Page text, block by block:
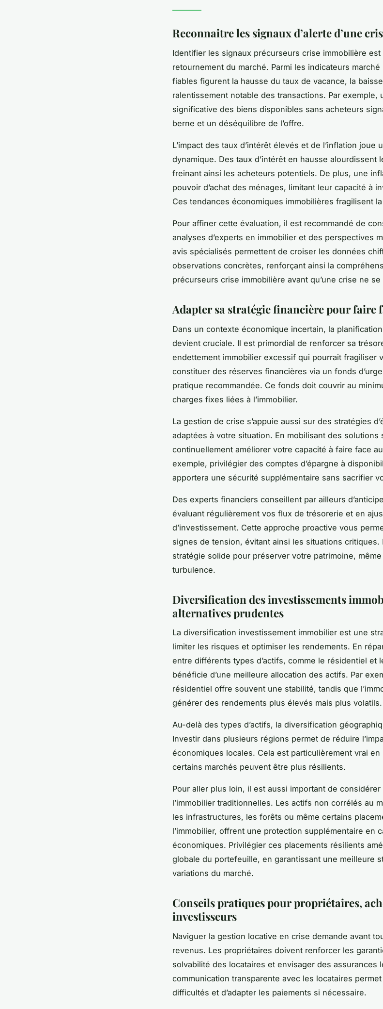
Reconnaitre les signaux d’alerte d’une
Identifier les signaux précurseurs crise immobilière
retournement du marché. Parmi les indicateurs
fiables figurent la hausse du taux de vacance, la
ralentissement notable des transactions. Par exemple,
significative des biens disponibles sans acheteurs
berne et un déséquilibre de l’offre.
L’impact des taux d’intérêt élevés et de l’inflation joue
dynamique. Des taux d’intérêt en hausse alourdissent
freinant ainsi les acheteurs potentiels. De plus, une
pouvoir d’achat des ménages, limitant leur capacité à
Ces tendances économiques immobilières fragilisent
Pour affiner cette évaluation, il est recommandé de
analyses d’experts en immobilier et des perspectives
avis spécialisés permettent de croiser les données
observations concrètes, renforçant ainsi la
précurseurs crise immobilière avant qu’une crise ne
Adapter sa stratégie financière pour faire
Dans un contexte économique incertain, la
devient cruciale. Il est primordial de renforcer sa
endettement immobilier excessif qui pourrait fragiliser
constituer des réserves financières via un fonds
pratique recommandée. Ce fonds doit couvrir au
charges fixes liées à l’immobilier.
La gestion de crise s’appuie aussi sur des stratégies
adaptées à votre situation. En mobilisant des solutions
continuellement améliorer votre capacité à faire face
exemple, privilégier des comptes d’épargne à
apportera une sécurité supplémentaire sans sacrifier
Des experts financiers conseillent par ailleurs
évaluant régulièrement vos flux de trésorerie et en
d’investissement. Cette approche proactive vous
signes de tension, évitant ainsi les situations critiques.
stratégie solide pour préserver votre patrimoine,
turbulence.
Diversification des investissements
alternatives prudentes
La diversification investissement immobilier est une
limiter les risques et optimiser les rendements. En
entre différents types d’actifs, comme le résidentiel et
bénéficie d’une meilleure allocation des actifs. Par
résidentiel offre souvent une stabilité, tandis que
générer des rendements plus élevés mais plus volatils.
Au-delà des types d’actifs, la diversification
Investir dans plusieurs régions permet de réduire
économiques locales. Cela est particulièrement vrai
certains marchés peuvent être plus résilients.
Pour aller plus loin, il est aussi important de
l’immobilier traditionnelles. Les actifs non corrélés au
les infrastructures, les forêts ou même certains
l’immobilier, offrent une protection supplémentaire en
économiques. Privilégier ces placements résilients
globale du portefeuille, en garantissant une meilleure
variations du marché.
Conseils pratiques pour propriétaires,
investisseurs
Naviguer la gestion locative en crise demande avant
revenus. Les propriétaires doivent renforcer les
solvabilité des locataires et envisager des assurances
communication transparente avec les locataires permet
difficultés et d’adapter les paiements si nécessaire.